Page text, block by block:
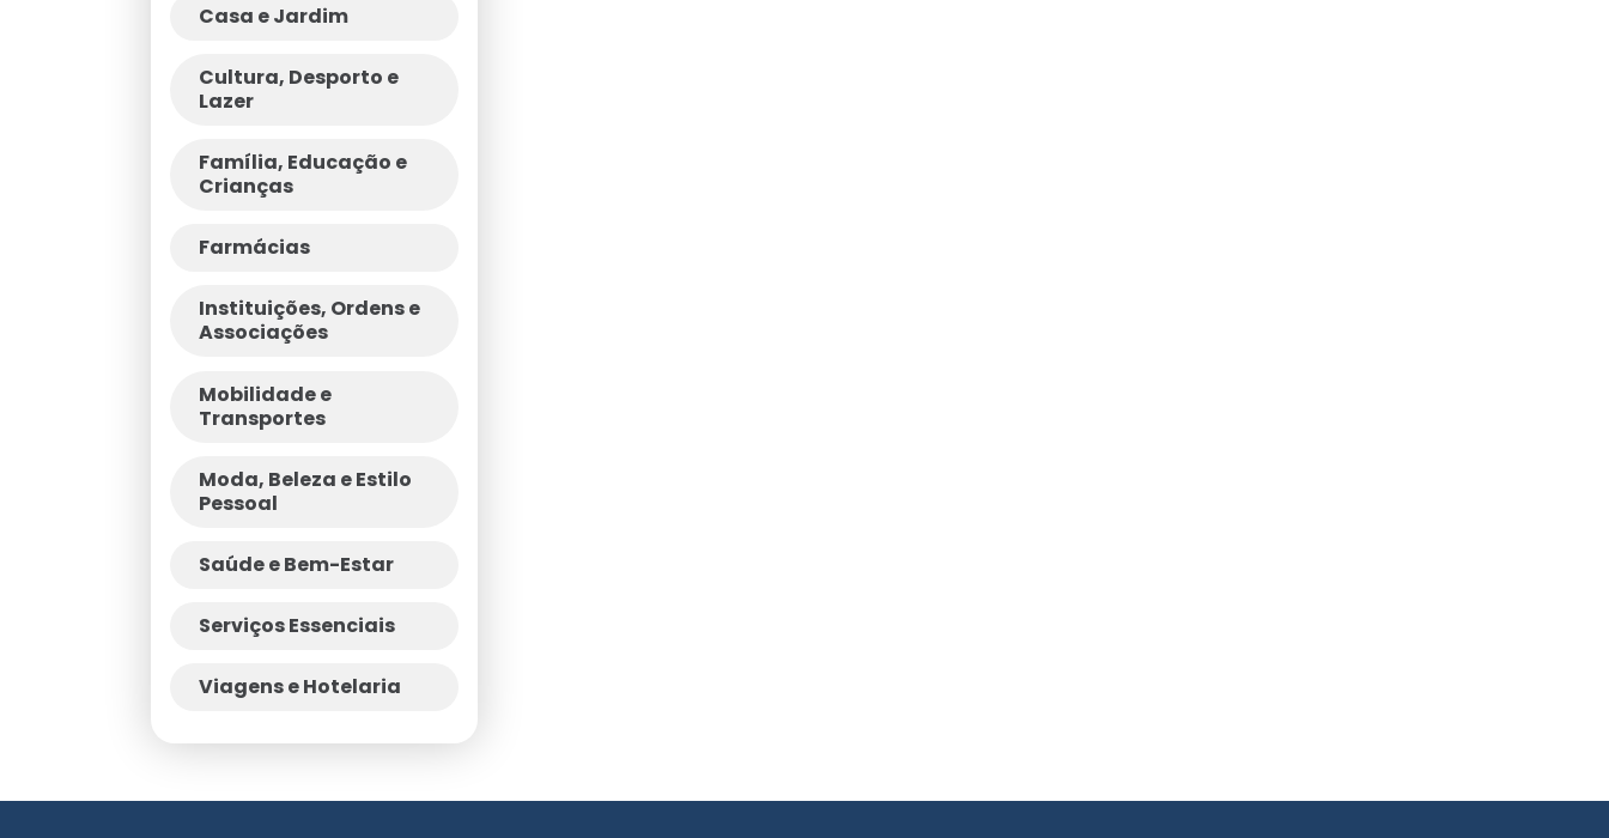
Casa e Jardim
Cultura, Desporto e
Lazer
Família, Educação e
Crianças
Farmácias
Instituições, Ordens e
Associações
Mobilidade e
Transportes
Moda, Beleza e Estilo
Pessoal
Saúde e Bem-Estar
Serviços Essenciais
Viagens e Hotelaria